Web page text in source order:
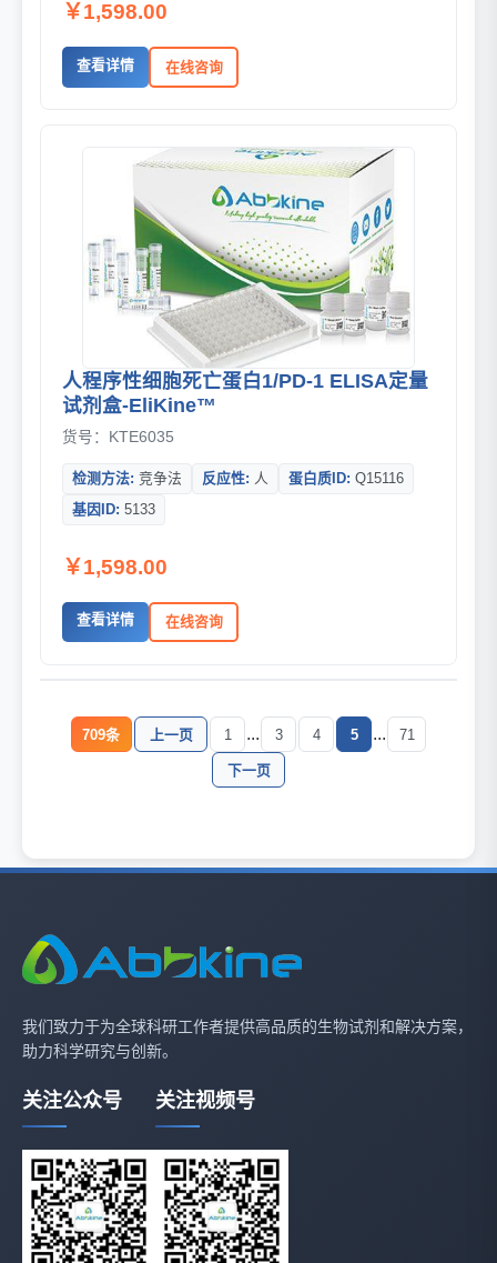
￥1,598.00
查看详情 在线咨询
人程序性细胞死亡蛋白1/PD-1 ELISA定量
试剂盒-EliKine™
货号：KTE6035
检测方法: 竞争法 反应性: 人 蛋白质ID: Q15116
基因ID: 5133
￥1,598.00
查看详情 在线咨询
709条 上一页 1 ... 3 4 5 ... 71
下一页
我们致力于为全球科研工作者提供高品质的生物试剂和解决方案，
助力科学研究与创新。
关注公众号 关注视频号